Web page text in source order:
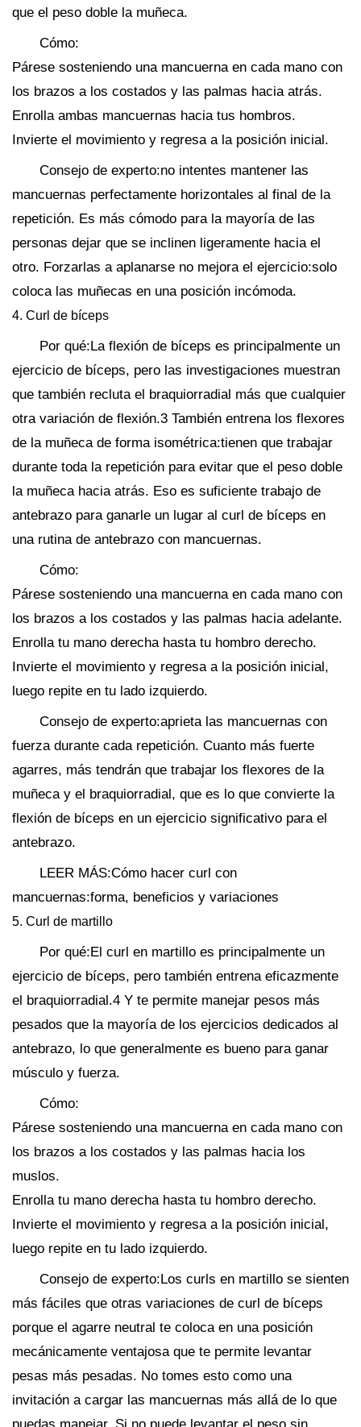
que el peso doble la muñeca.
Cómo:
Párese sosteniendo una mancuerna en cada mano con
los brazos a los costados y las palmas hacia atrás.
Enrolla ambas mancuernas hacia tus hombros.
Invierte el movimiento y regresa a la posición inicial.
Consejo de experto:no intentes mantener las
mancuernas perfectamente horizontales al final de la
repetición. Es más cómodo para la mayoría de las
personas dejar que se inclinen ligeramente hacia el
otro. Forzarlas a aplanarse no mejora el ejercicio:solo
coloca las muñecas en una posición incómoda.
4. Curl de bíceps
Por qué:La flexión de bíceps es principalmente un
ejercicio de bíceps, pero las investigaciones muestran
que también recluta el braquiorradial más que cualquier
otra variación de flexión.3 También entrena los flexores
de la muñeca de forma isométrica:tienen que trabajar
durante toda la repetición para evitar que el peso doble
la muñeca hacia atrás. Eso es suficiente trabajo de
antebrazo para ganarle un lugar al curl de bíceps en
una rutina de antebrazo con mancuernas.
Cómo:
Párese sosteniendo una mancuerna en cada mano con
los brazos a los costados y las palmas hacia adelante.
Enrolla tu mano derecha hasta tu hombro derecho.
Invierte el movimiento y regresa a la posición inicial,
luego repite en tu lado izquierdo.
Consejo de experto:aprieta las mancuernas con
fuerza durante cada repetición. Cuanto más fuerte
agarres, más tendrán que trabajar los flexores de la
muñeca y el braquiorradial, que es lo que convierte la
flexión de bíceps en un ejercicio significativo para el
antebrazo.
LEER MÁS:Cómo hacer curl con
mancuernas:forma, beneficios y variaciones
5. Curl de martillo
Por qué:El curl en martillo es principalmente un
ejercicio de bíceps, pero también entrena eficazmente
el braquiorradial.4 Y te permite manejar pesos más
pesados que la mayoría de los ejercicios dedicados al
antebrazo, lo que generalmente es bueno para ganar
músculo y fuerza.
Cómo:
Párese sosteniendo una mancuerna en cada mano con
los brazos a los costados y las palmas hacia los
muslos.
Enrolla tu mano derecha hasta tu hombro derecho.
Invierte el movimiento y regresa a la posición inicial,
luego repite en tu lado izquierdo.
Consejo de experto:Los curls en martillo se sienten
más fáciles que otras variaciones de curl de bíceps
porque el agarre neutral te coloca en una posición
mecánicamente ventajosa que te permite levantar
pesas más pesadas. No tomes esto como una
invitación a cargar las mancuernas más allá de lo que